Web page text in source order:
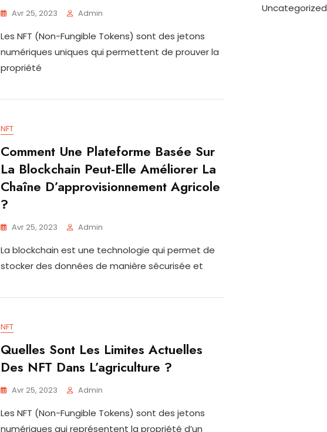
Avr 25, 2023 Admin
Les NFT (Non-Fungible Tokens) sont des jetons
numériques uniques qui permettent de prouver la
propriété
NFT
Comment Une Plateforme Basée Sur
La Blockchain Peut-Elle Améliorer La
Chaîne D’approvisionnement Agricole
?
Avr 25, 2023 Admin
La blockchain est une technologie qui permet de
stocker des données de manière sécurisée et
NFT
Quelles Sont Les Limites Actuelles
Des NFT Dans L’agriculture ?
Avr 25, 2023 Admin
Les NFT (Non-Fungible Tokens) sont des jetons
numériques qui représentent la propriété d’un
Uncategorized